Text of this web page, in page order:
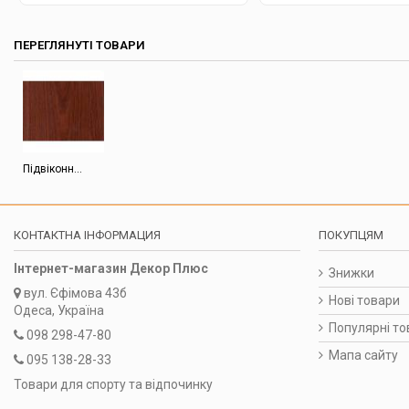
ПЕРЕГЛЯНУТІ ТОВАРИ
Підвіконн...
КОНТАКТНА ІНФОРМАЦИЯ
Інтернет-магазин Декор Плюс
вул. Єфімова 43б
Одеса, Україна
098 298-47-80
095 138-28-33
Товари для спорту та відпочинку
ПОКУПЦЯМ
Знижки
Нові товари
Популярні
Мапа сайту